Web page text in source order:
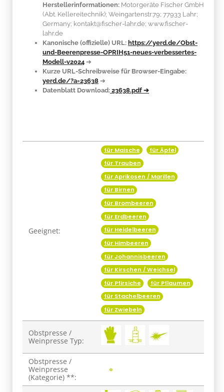
Herstellerinformationen: Motorgeräte Fischer GmbH
(Abt. Kellereitechnik); Weingartenstr.79; 77933 Lahr;
Germany; kontakt@fischer-lahr.de; www.fischer-
lahr.de
Kanonische (offizielle) URL: https://yerd.de/Obst-
und-Beerenpresse-OPRIH51-neues-verbessertes-
Modell-v2024 ➔
Kurze URL-Schreibweise für Browser-Eingabe:
yerd.de/?a=23638 ➔
Datenblatt Download: 23638.pdf ➔
Produkteigenschaft
Geeignet:
für Maische
für Äpfel
für Trauben
für Aprikosen / Marillen
für Birnen
für Brombeeren
für Erdbeeren
für Heidelbeeren
für Himbeeren
für Johannisbeeren
für Kirschen / Weichsel
für Pfirsiche
für Pflaumen
für Stachelbeeren
für Zwiebeln
Obstpresse /
Weinpresse Typ:
Obstpresse /
Weinpresse
(Kategorie) **: